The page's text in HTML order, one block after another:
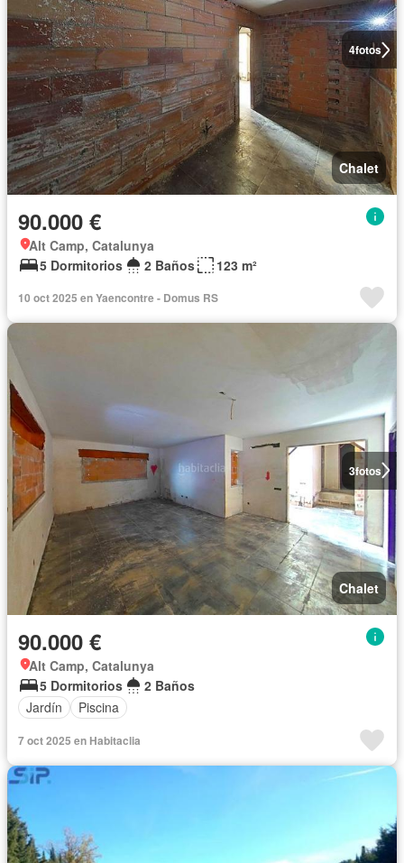
4fotos
Chalet
90.000 €
Alt Camp, Catalunya
5 Dormitorios
2 Baños 123 m²
10 oct 2025 en Yaencontre - Domus RS
3fotos
Chalet
90.000 €
Alt Camp, Catalunya
5 Dormitorios
2 Baños
Jardín
Piscina
7 oct 2025 en Habitaclia